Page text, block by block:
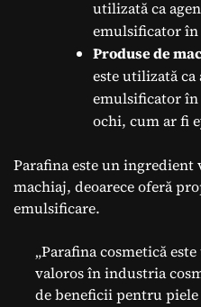
utilizată ca
emulsificator
Produse de
este utilizată ca
emulsificator
ochi, cum ar fi
Parafina este un ingredient
machiaj, deoarece oferă
emulsificare.
„Parafina cosmetică
valoros în industria
de beneficii pentru piele